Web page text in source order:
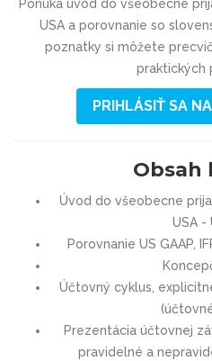
Ponúka úvod do všeobecne
USA a porovnanie so
poznatky si môžete
praktických
PRIHLÁSIŤ SA
Obsah
Úvod do všeobecne
USA -
Porovnanie US GAAP,
Účtovný cyklus,
Prezentácia účtovnej
pravidelné a